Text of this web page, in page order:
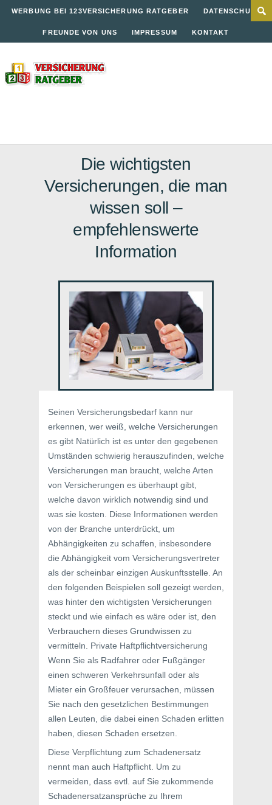
WERBUNG BEI 123VERSICHERUNG RATGEBER DATENSCHUTZ
FREUNDE VON UNS IMPRESSUM KONTAKT
Die wichtigsten
Versicherungen, die man
wissen soll –
empfehlenswerte
Information
Seinen Versicherungsbedarf kann nur
erkennen, wer weiß, welche Versicherungen
es gibt Natürlich ist es unter den gegebenen
Umständen schwierig herauszufinden, welche
Versicherungen man braucht, welche Arten
von Versicherungen es überhaupt gibt,
welche davon wirklich notwendig sind und
was sie kosten. Diese Informationen werden
von der Branche unterdrückt, um
Abhängigkeiten zu schaffen, insbesondere
die Abhängigkeit vom Versicherungsvertreter
als der scheinbar einzigen Auskunftsstelle. An
den folgenden Beispielen soll gezeigt werden,
was hinter den wichtigsten Versicherungen
steckt und wie einfach es wäre oder ist, den
Verbrauchern dieses Grundwissen zu
vermitteln. Private Haftpflichtversicherung
Wenn Sie als Radfahrer oder Fußgänger
einen schweren Verkehrsunfall oder als
Mieter ein Großfeuer verursachen, müssen
Sie nach den gesetzlichen Bestimmungen
allen Leuten, die dabei einen Schaden erlitten
haben, diesen Schaden ersetzen.
Diese Verpflichtung zum Schadenersatz
nennt man auch Haftpflicht. Um zu
vermeiden, dass evtl. auf Sie zukommende
Schadenersatzansprüche zu Ihrem